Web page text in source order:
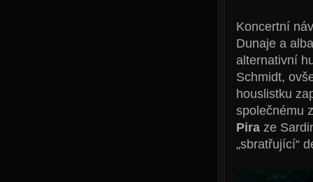
Koncertní
Dunaje a
alternativní
Schmidt,
houslistku
společnému
Pira ze
„sbratřující“